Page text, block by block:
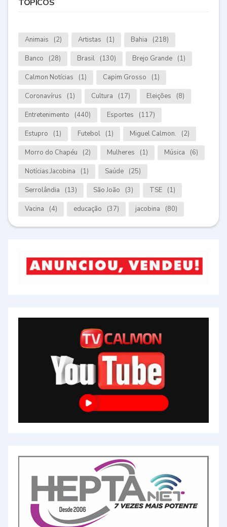
TÓPICOS
Animais (2) Artistas (1) Bahia (218)
Banco (28) Brasil (130) Brejo Grande (1)
Calmon Notícias (1) Capim Grosso (1)
Coronavírus (1) Cultura (17) Eleições (8)
Entretenimento (440) Esportes (117)
Estupro (1) Futebol (1) Miguel Calmon. (2)
Morro do Chapéu (2) Mulheres (1) Música (6)
Notícias.Jacobina (1) Saúde (25)
Serrolândia (13) São João (3) TSE (1)
Vacina (4) educação (37) jacobina (80)